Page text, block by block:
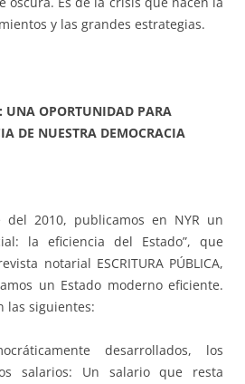
y las grandes estrategias.
UNA OPORTUNIDAD PARA
DE NUESTRA DEMOCRACIA
2010, publicamos en NYR un
la eficiencia del Estado”, que
notarial ESCRITURA PÚBLICA,
un Estado moderno eficiente.
las siguientes:
desarrollados, los
salarios: Un salario que resta